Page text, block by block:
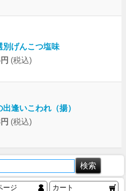
別げんこつ塩味
(税込)
出逢いこわれ（揚）
(税込)
ージ カート